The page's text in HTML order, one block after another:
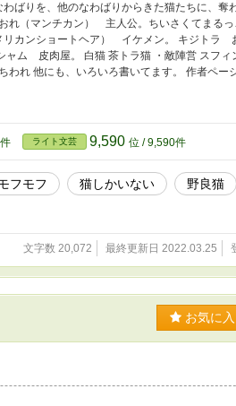
ばりを、他のなわばりからきた猫たちに、奪
（マンチカン） 主人公。ちいさくてまるっ
リカンショートヘア） イケメン。 キジトラ
ム 皮肉屋。 白猫 茶トラ猫 ・敵陣営 スフィ
われ 他にも、いろいろ書いてます。 作者ペー
ライト文芸 9,590 位 / 9,590件
フモフ 猫しかいない 野良猫
文字数 20,072 最終更新日 2022.03.25
お気に